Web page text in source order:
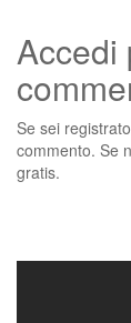
Accedi
Se sei registrato
commento. Se
gratis.